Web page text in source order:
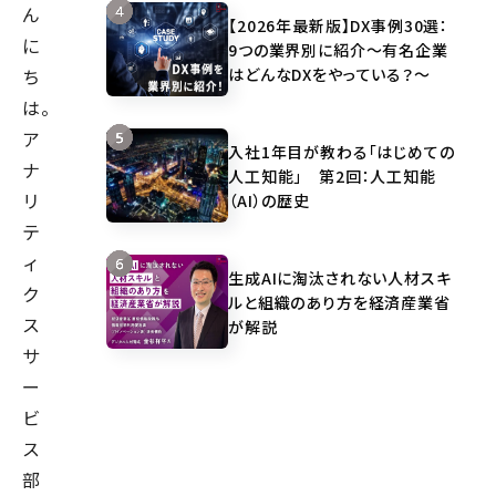
ん
に
ち
は。
ア
ナ
リ
テ
ィ
ク
ス
サ
ー
ビ
ス
部
【2026年最新版】DX事例30選：
9つの業界別に紹介～有名企業
はどんなDXをやっている？～
入社1年目が教わる「はじめての
人工知能」 第2回：人工知能
（AI）の歴史
生成AIに淘汰されない人材スキ
ルと組織のあり方を経済産業省
が解説